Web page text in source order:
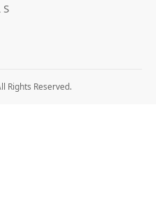
Rights Reserved.